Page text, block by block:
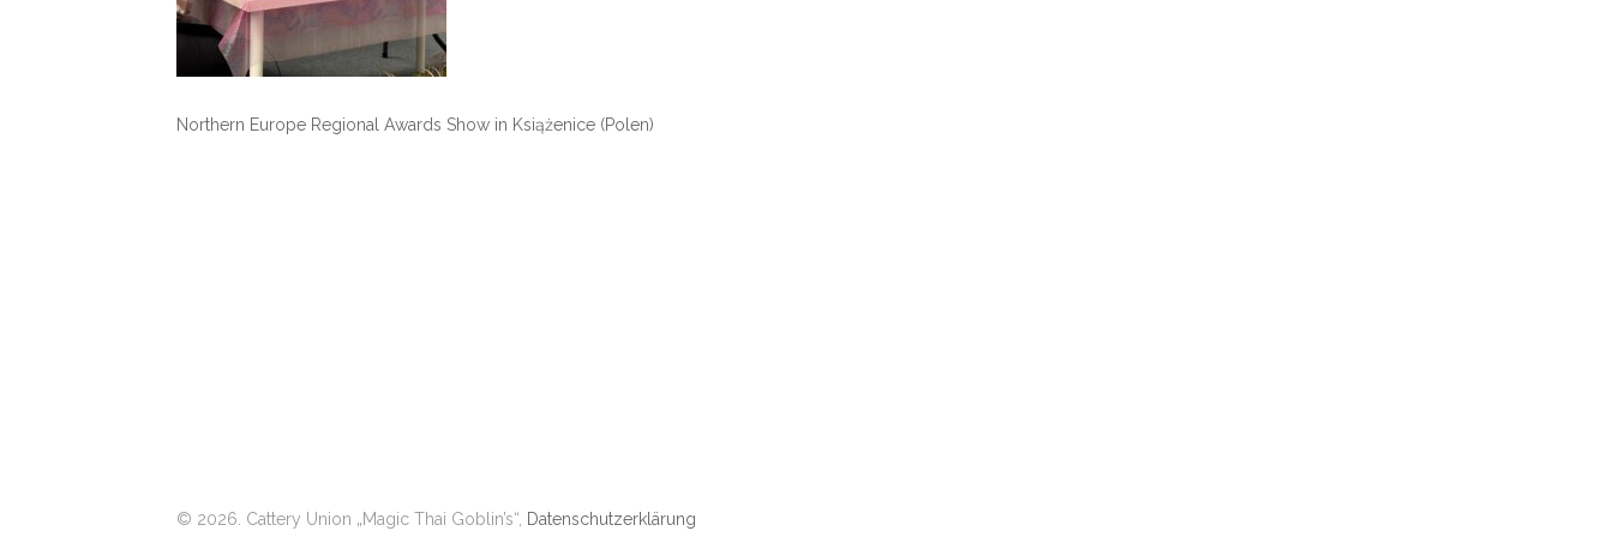
Northern Europe Regional Awards Show in Książenice (Polen)
© 2026. Cattery Union „Magic Thai Goblin’s“, Datenschutzerklärung